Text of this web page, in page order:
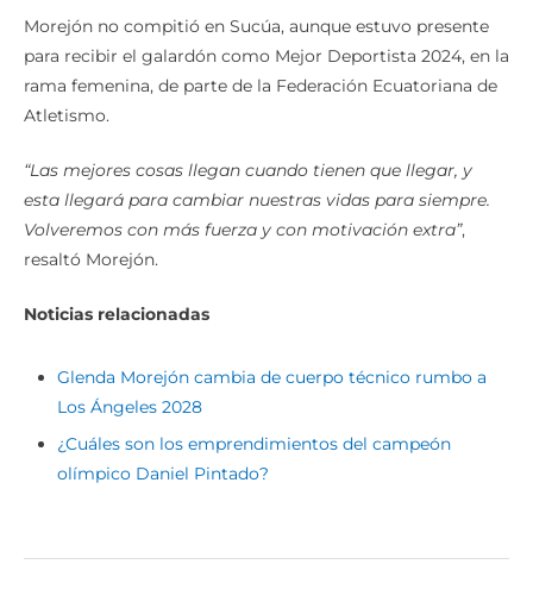
Morejón no compitió en Sucúa, aunque estuvo presente
para recibir el galardón como Mejor Deportista 2024, en la
rama femenina, de parte de la Federación Ecuatoriana de
Atletismo.
“Las mejores cosas llegan cuando tienen que llegar, y
esta llegará para cambiar nuestras vidas para siempre.
Volveremos con más fuerza y con motivación extra”,
resaltó Morejón.
Noticias relacionadas
Glenda Morejón cambia de cuerpo técnico rumbo a
Los Ángeles 2028
¿Cuáles son los emprendimientos del campeón
olímpico Daniel Pintado?